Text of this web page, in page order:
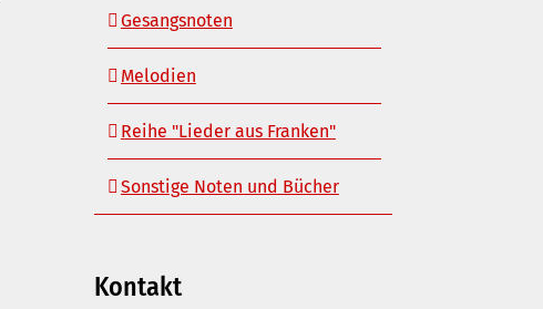
Gesangsnoten
Melodien
Reihe "Lieder aus Franken"
Sonstige Noten und Bücher
Kontakt